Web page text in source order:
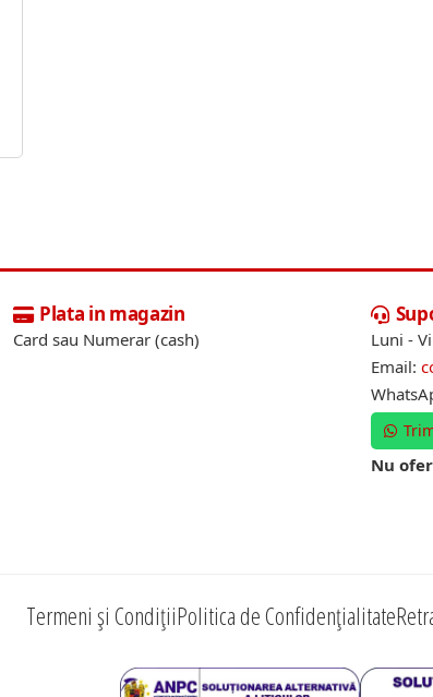
Plata in magazin
Card sau Numerar (cash)
Luni -
Email:
Nu
Termeni și CondițiiPolitica de Confidențialitate